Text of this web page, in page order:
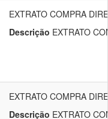
EXTRATO COMPRA
Descrição EXTRATO
EXTRATO COMPRA
Descrição EXTRATO